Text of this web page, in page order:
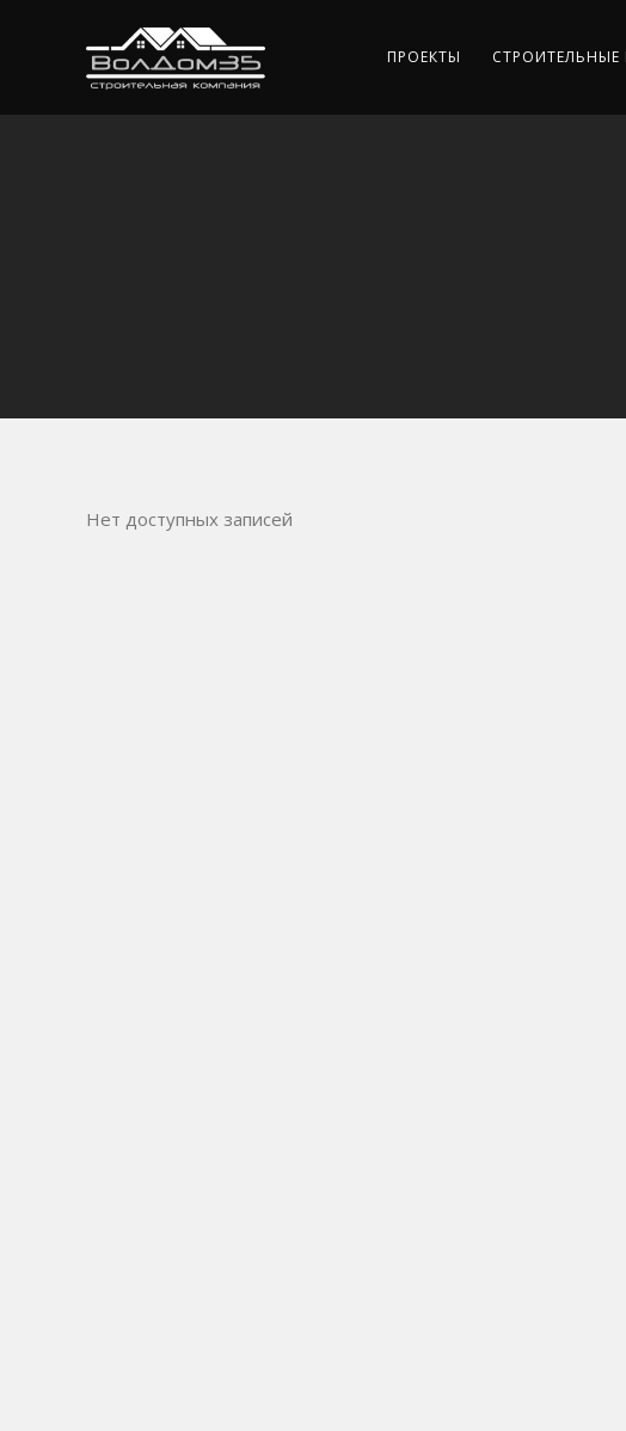
ПРОЕКТЫ СТРОИТЕЛЬНЫЕ
Нет доступных записей